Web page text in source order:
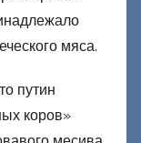
мяса.
путин
коров»